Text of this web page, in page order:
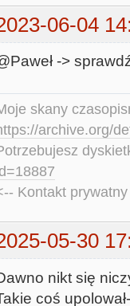
06-04
->
skany
archive.org/
Kontakt
05-30
nikt się
coś